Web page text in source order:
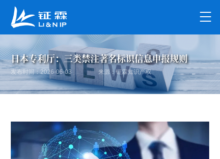
日本专利厅：三类禁注著名标识信息申报规则
发布时间：2026-06-03 来源：钲霖知识产权